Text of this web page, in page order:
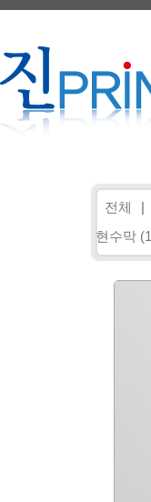
전체 |
현수막